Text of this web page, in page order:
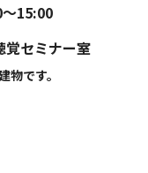
15:00
セミナー室
です。